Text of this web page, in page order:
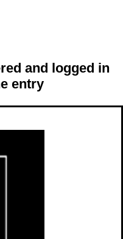
and logged in
entry